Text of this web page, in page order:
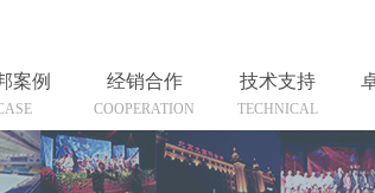
案例 经销合作
COOPERATION
技术支持
TECHNICAL